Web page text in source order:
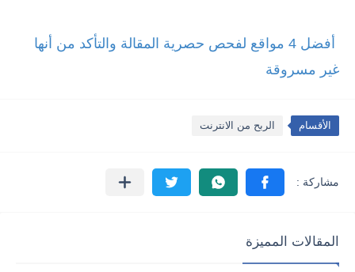
أفضل 4 مواقع لفحص حصرية المقالة والتأكد من أنها
غير مسروقة
الأقسام الربح من الانترنت
المقالات المميزة